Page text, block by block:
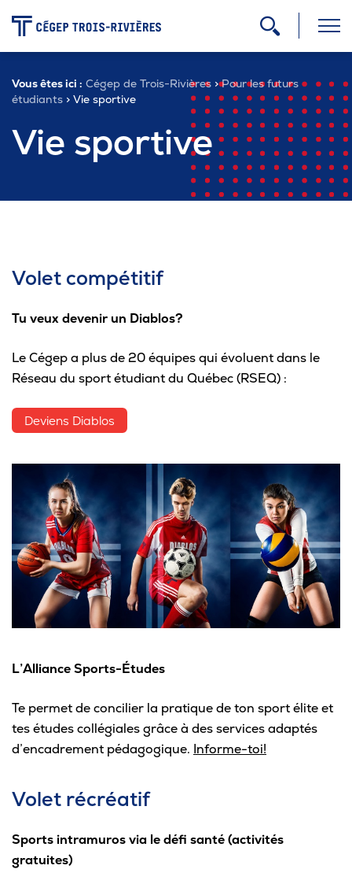
Programmes
Admission
Formation continue
Carrière
Pour les entreprises
Le cégep
Notre collège
Services à la population
Stages et emplois pour étudiants
Communications
Liens utiles
Omnivox
Microsoft 365
Portail CégepTR
Intranet du personnel
Vous êtes ici : Cégep de Trois-Rivières >Pour les futurs
étudiants > Vie sportive
Vie sportive
Volet compétitif
Tu veux devenir un Diablos?
Le Cégep a plus de 20 équipes qui évoluent dans le
Réseau du sport étudiant du Québec (RSEQ) :
Deviens Diablos
L’Alliance Sports-Études
Te permet de concilier la pratique de ton sport élite et
tes études collégiales grâce à des services adaptés
d’encadrement pédagogique. Informe-toi!
Volet récréatif
Sports intramuros via le défi santé (activités
gratuites)